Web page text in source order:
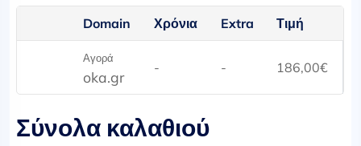
Domain Χρόνια Extra Τιμή
Αγορά
oka.gr
- - 186,00€
Σύνολα καλαθιού